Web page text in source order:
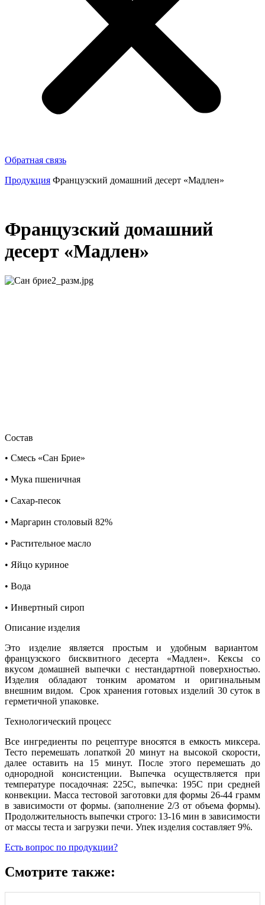
Обратная связь
Продукция Французский домашний десерт «Мадлен»
Французский домашний
десерт «Мадлен»
Состав
• Смесь «Сан Брие»
• Мука пшеничная
• Сахар-песок
• Маргарин столовый 82%
• Растительное масло
• Яйцо куриное
• Вода
• Инвертный сироп
Описание изделия
Это изделие является простым и удобным вариантом
французского бисквитного десерта «Мадлен». Кексы со
вкусом домашней выпечки с нестандартной поверхностью.
Изделия обладают тонким ароматом и оригинальным
внешним видом. Срок хранения готовых изделий 30 суток в
герметичной упаковке.
Технологический процесс
Все ингредиенты по рецептуре вносятся в емкость миксера.
Тесто перемешать лопаткой 20 минут на высокой скорости,
далее оставить на 15 минут. После этого перемешать до
однородной консистенции. Выпечка осуществляется при
температуре посадочная: 225С, выпечка: 195С при средней
конвекции. Масса тестовой заготовки для формы 26-44 грамм
в зависимости от формы. (заполнение 2/3 от объема формы).
Продолжительность выпечки строго: 13-16 мин в зависимости
от массы теста и загрузки печи. Упек изделия составляет 9%.
Есть вопрос по продукции?
Смотрите также: